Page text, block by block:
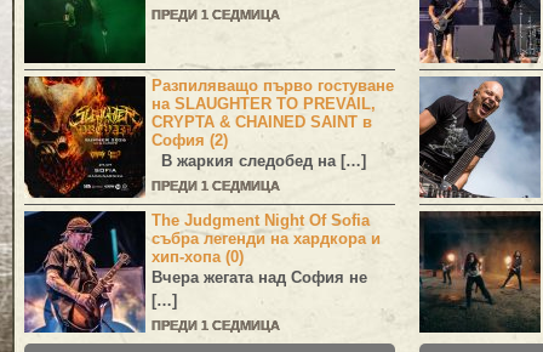
ПРЕДИ 1 СЕДМИЦА
Разпиляващо първо гостуване
на SLAUGHTER TO PREVAIL,
CRYPTA & CHAINED SAINT в
София (2)
В жаркия следобед на […]
ПРЕДИ 1 СЕДМИЦА
The Judgment Night Of Sofia
събра легенди на хардкора и
хип-хопа (0)
Вчера жегата над София не
[…]
ПРЕДИ 1 СЕДМИЦА